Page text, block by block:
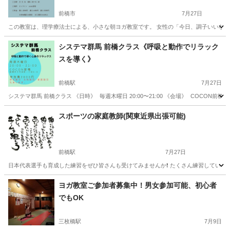
前橋市 7月27日
この教室は、理学療法士による、小さな朝ヨガ教室です。 女性の「今日、調子いい
群馬 前橋市 オンライン
システマ群馬 前橋クラス《呼吸と動作でリラック
スを導く》
前橋駅 7月27日
システマ群馬 前橋クラス 《日時》 毎週木曜日 20:00〜21:00 《会場》 COCON前橋
前橋駅 スポーツ システマ
スポーツの家庭教師(関東近県出張可能)
前橋駅 7月27日
日本代表選手も育成した練習をぜひ皆さんも受けてみませんか❗ たくさん練習してい
群馬 前橋市 前橋駅 スポーツ
ヨガ教室ご参加者募集中！男女参加可能、初心者
でもOK
三枚橋駅 7月9日